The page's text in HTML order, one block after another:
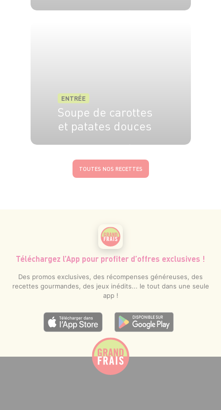
ENTRÉE
Soupe de carottes
et patates douces
TOUTES NOS RECETTES
Téléchargez l’App pour profiter d’offres exclusives !
Des promos exclusives, des récompenses généreuses, des
recettes gourmandes, des jeux inédits... le tout dans une seule
app !